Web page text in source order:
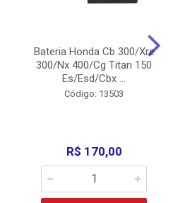
Bateria Honda Cb 300/Xre
300/Nx 400/Cg Titan 150
Es/Esd/Cbx ...
Código: 13503
R$ 170,00